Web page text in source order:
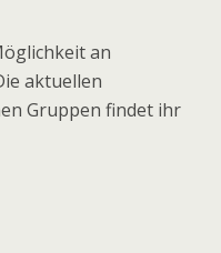
an
aktuellen
Gruppen findet ihr